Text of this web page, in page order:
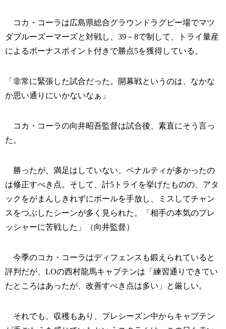
コカ・コーラは広島県総合グラウンドラグビー場でマツ
ダブルーズーマーズと対戦し、39－8で制して、トライ量産
によるボーナスポイント付きで勝点5を獲得している。
「非常に緊張した試合だった。開幕戦というのは、なかな
か思い通りにいかないなぁ」
コカ・コーラの向井昭吾監督は試合後、素直にそう言っ
た。
勝ったが、満足はしていない。ペナルティが多かったの
は修正すべき点。そして、計5トライを挙げたものの、アタ
ックをがまんしきれずにボールを手放し、ミスしてチャン
スをつぶしたシーンが多く見られた。「相手の本気のプレ
ッシャーに苦戦した」（向井監督）
今季のコカ・コーラはディフェンスも鍛えられていると
評判だが、LOの西村龍馬キャプテンは「練習通りできてい
たところはあったが、改善すべき点は多い」と厳しい。
それでも、収穫もあり、プレシーズン中からキャプテン